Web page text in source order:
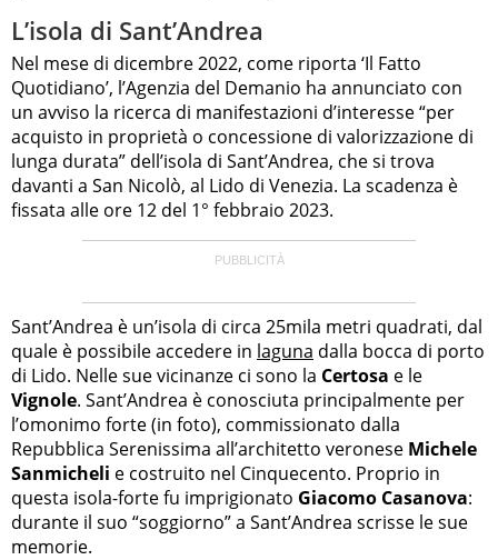
L’isola di Sant’Andrea
Nel mese di dicembre 2022, come riporta ‘Il Fatto
Quotidiano’, l’Agenzia del Demanio ha annunciato con
un avviso la ricerca di manifestazioni d’interesse “per
acquisto in proprietà o concessione di valorizzazione di
lunga durata” dell’isola di Sant’Andrea, che si trova
davanti a San Nicolò, al Lido di Venezia. La scadenza è
fissata alle ore 12 del 1° febbraio 2023.
Sant’Andrea è un’isola di circa 25mila metri quadrati, dal
quale è possibile accedere in laguna dalla bocca di porto
di Lido. Nelle sue vicinanze ci sono la Certosa e le
Vignole. Sant’Andrea è conosciuta principalmente per
l’omonimo forte (in foto), commissionato dalla
Repubblica Serenissima all’architetto veronese Michele
Sanmicheli e costruito nel Cinquecento. Proprio in
questa isola-forte fu imprigionato Giacomo Casanova:
durante il suo “soggiorno” a Sant’Andrea scrisse le sue
memorie.